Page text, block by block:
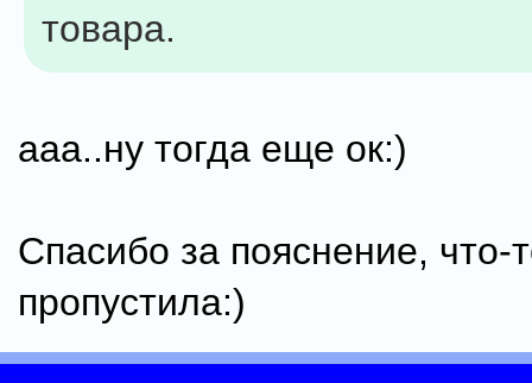
товара.
ааа..ну тогда еще ок:)
Спасибо за пояснение, что-
пропустила:)